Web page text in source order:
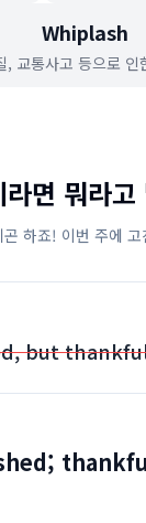
Whiplash
, 교통사고 등으로 인
면 뭐라
하죠! 이번 주에
but